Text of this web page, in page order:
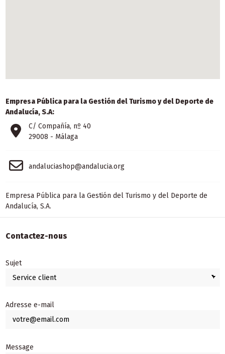
Empresa Pública para la Gestión del Turismo y del Deporte de
Andalucía, S.A:
C/ Compañía, nº 40
29008 - Málaga
andaluciashop@andalucia.org
Empresa Pública para la Gestión del Turismo y del Deporte de
Andalucía, S.A.
Contactez-nous
Sujet
Adresse e-mail
Message